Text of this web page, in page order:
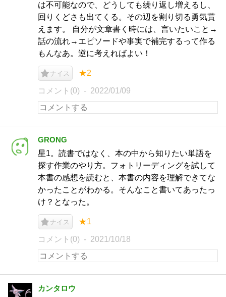
は不可能なので、どうしても繰り返し増えるし、
回りくどさも出てくる。その辺を割り切る勇気貰
えます。 自分が文章書く時には、言いたいこと→
話の流れ→エピソードや事実で補完するって作る
もんなあ。逆に考えればよい！
ナイス ★2
コメント(0) 2022/01/09
GRONG
星1。読書ではなく、本の中から知りたい単語を
探す作業のやり方。フォトリーディングを試して
本書の感想を読むと、本書の内容を理解できてな
かったことがわかる。そんなこと書いてあったっ
け？となった。
ナイス ★1
コメント(0) 2021/10/18
カンタロウ